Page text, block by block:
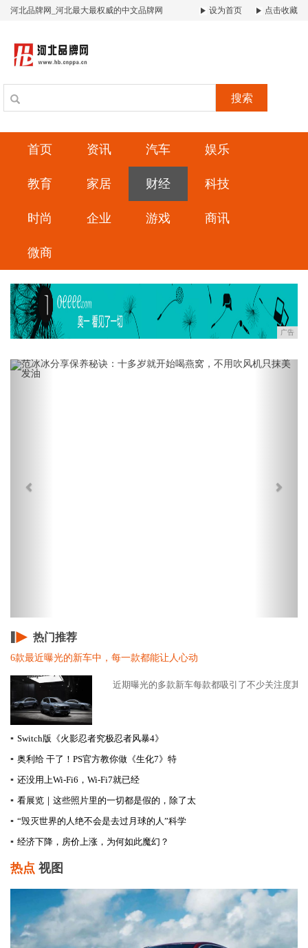
河北品牌网_河北最大最权威的中文品牌网 设为首页 点击收藏
搜索
首页 资讯 汽车 娱乐
教育 家居 财经 科技
时尚 企业 游戏 商讯
微商
广告
Previous Next
热门推荐
6款最近曝光的新车中，每一款都能让人心动
近期曝光的多款新车每款都吸引了不少关注度其
▪ Switch版《火影忍者究极忍者风暴4》
▪ 奥利给 干了！PS官方教你做《生化7》特
▪ 还没用上Wi-Fi6，Wi-Fi7就已经
▪ 看展览｜这些照片里的一切都是假的，除了太
▪ “毁灭世界的人绝不会是去过月球的人”科学
▪ 经济下降，房价上涨，为何如此魔幻？
热点 视图